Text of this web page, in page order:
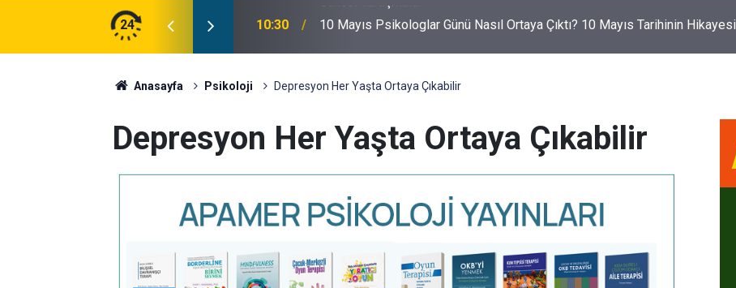
24
Klinik Özellikleri, Tanı Kriterleri ve
10:30 10 Mayıs Psikologlar Günü Nasıl Ortaya Çıktı? 10 Mayıs Tarihinin Hikayesi
Anasayfa Psikoloji Depresyon Her Yaşta Ortaya Çıkabilir
Depresyon Her Yaşta Ortaya Çıkabilir